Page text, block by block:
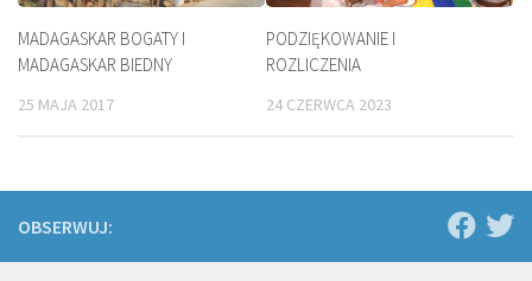
MADAGASKAR BOGATY I
MADAGASKAR BIEDNY
25 MAJA 2017
PODZIĘKOWANIE I
ROZLICZENIA
24 CZERWCA 2023
OBSERWUJ: